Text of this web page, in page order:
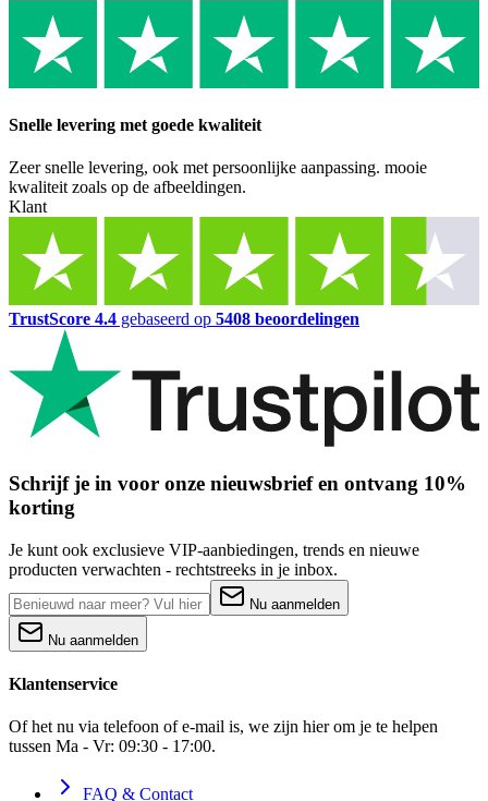
Snelle levering met goede kwaliteit
Zeer snelle levering, ook met persoonlijke aanpassing. mooie
kwaliteit zoals op de afbeeldingen.
Klant
TrustScore 4.4 gebaseerd op 5408 beoordelingen
Schrijf je in voor onze nieuwsbrief en ontvang 10%
korting
Je kunt ook exclusieve VIP-aanbiedingen, trends en nieuwe
producten verwachten - rechtstreeks in je inbox.
Nu aanmelden
Nu aanmelden
Klantenservice
Of het nu via telefoon of e-mail is, we zijn hier om je te helpen
tussen Ma - Vr: 09:30 - 17:00.
FAQ & Contact